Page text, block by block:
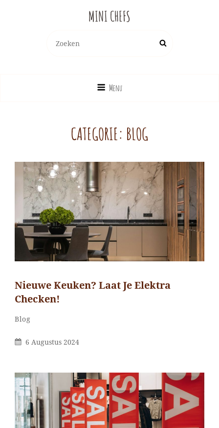
MINI CHEFS
naar:
Zoek
Menu
CATEGORIE: BLOG
Nieuwe Keuken? Laat Je Elektra
Checken!
Categorieën
Blog
Gepubliceerd
6 Augustus 2024